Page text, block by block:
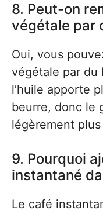
8. Peut-on
végétale par
Oui, vous
végétale par du
l’huile apporte
beurre, donc le
légèrement
9. Pourquoi
instantané
Le café